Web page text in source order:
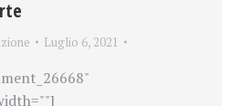
Luglio 6, 2021